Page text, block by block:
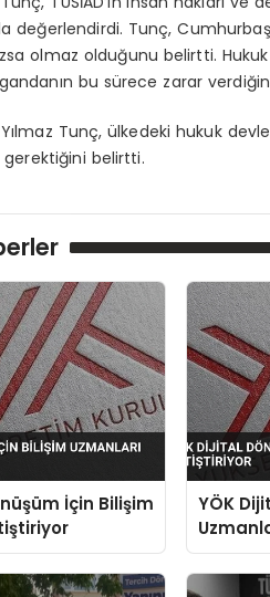
değerlendirdi. Tunç,
olmaz olduğunu belirtti. Hukuk
bu sürece zarar
Yılmaz Tunç, ülkedeki hukuk
gerektiğini belirtti.
İçin Bilişim
YÖK